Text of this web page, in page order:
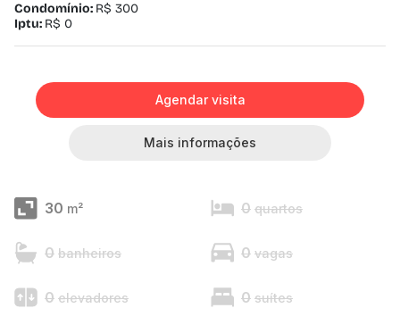
Condomínio: R$ 300
Iptu: R$ 0
Agendar visita
Mais informações
30 m² 0 quartos
0 banheiros 0 vagas
0 elevadores 0 suítes